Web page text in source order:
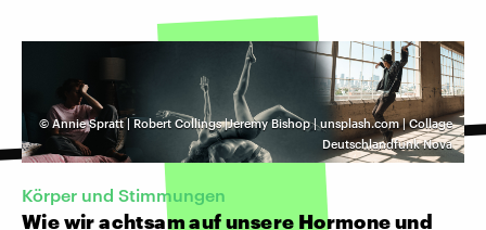
©Annie Spratt | Robert Collings |Jeremy Bishop | unsplash.com | Collage
Deutschlandfunk Nova
Körper und Stimmungen
Wie wir achtsam auf unsere Hormone und